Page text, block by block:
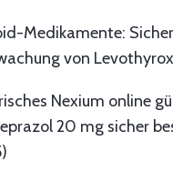
Medikamente:
von
Nexium online
20 mg sicher